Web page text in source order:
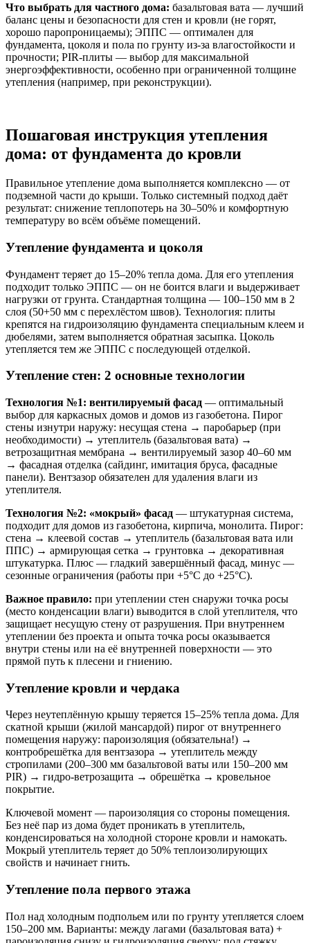
Что выбрать для частного дома: базальтовая вата — лучший
баланс цены и безопасности для стен и кровли (не горят,
хорошо паропроницаемы); ЭППС — оптимален для
фундамента, цоколя и пола по грунту из-за влагостойкости и
прочности; PIR-плиты — выбор для максимальной
энергоэффективности, особенно при ограниченной толщине
утепления (например, при реконструкции).
Пошаговая инструкция утепления
дома: от фундамента до кровли
Правильное утепление дома выполняется комплексно — от
подземной части до крыши. Только системный подход даёт
результат: снижение теплопотерь на 30–50% и комфортную
температуру во всём объёме помещений.
Утепление фундамента и цоколя
Фундамент теряет до 15–20% тепла дома. Для его утепления
подходит только ЭППС — он не боится влаги и выдерживает
нагрузки от грунта. Стандартная толщина — 100–150 мм в 2
слоя (50+50 мм с перехлёстом швов). Технология: плиты
крепятся на гидроизоляцию фундамента специальным клеем и
дюбелями, затем выполняется обратная засыпка. Цоколь
утепляется тем же ЭППС с последующей отделкой.
Утепление стен: 2 основные технологии
Технология №1: вентилируемый фасад — оптимальный
выбор для каркасных домов и домов из газобетона. Пирог
стены изнутри наружу: несущая стена → паробарьер (при
необходимости) → утеплитель (базальтовая вата) →
ветрозащитная мембрана → вентилируемый зазор 40–60 мм
→ фасадная отделка (сайдинг, имитация бруса, фасадные
панели). Вентзазор обязателен для удаления влаги из
утеплителя.
Технология №2: «мокрый» фасад — штукатурная система,
подходит для домов из газобетона, кирпича, монолита. Пирог:
стена → клеевой состав → утеплитель (базальтовая вата или
ППС) → армирующая сетка → грунтовка → декоративная
штукатурка. Плюс — гладкий завершённый фасад, минус —
сезонные ограничения (работы при +5°C до +25°C).
Важное правило: при утеплении стен снаружи точка росы
(место конденсации влаги) выводится в слой утеплителя, что
защищает несущую стену от разрушения. При внутреннем
утеплении без проекта и опыта точка росы оказывается
внутри стены или на её внутренней поверхности — это
прямой путь к плесени и гниению.
Утепление кровли и чердака
Через неутеплённую крышу теряется 15–25% тепла дома. Для
скатной крыши (жилой мансардой) пирог от внутреннего
помещения наружу: пароизоляция (обязательна!) →
контробрешётка для вентзазора → утеплитель между
стропилами (200–300 мм базальтовой ваты или 150–200 мм
PIR) → гидро-ветрозащита → обрешётка → кровельное
покрытие.
Ключевой момент — пароизоляция со стороны помещения.
Без неё пар из дома будет проникать в утеплитель,
конденсироваться на холодной стороне кровли и намокать.
Мокрый утеплитель теряет до 50% теплоизолирующих
свойств и начинает гнить.
Утепление пола первого этажа
Пол над холодным подпольем или по грунту утепляется слоем
150–200 мм. Варианты: между лагами (базальтовая вата) +